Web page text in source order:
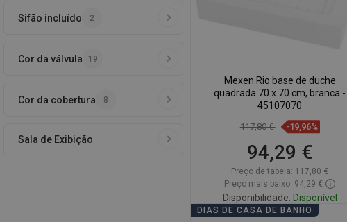
Sifão incluído 2
Cor da válvula 19
Cor da cobertura 8
Sala de Exibição
Mexen Rio base de duche
quadrada 70 x 70 cm, branca -
45107070
117,80 € -19,96%
94,29 €
Preço de tabela: 117,80 €
Preço mais baixo: 94,29 €
Disponibilidade: Disponível
DIAS DE CASA DE BANHO